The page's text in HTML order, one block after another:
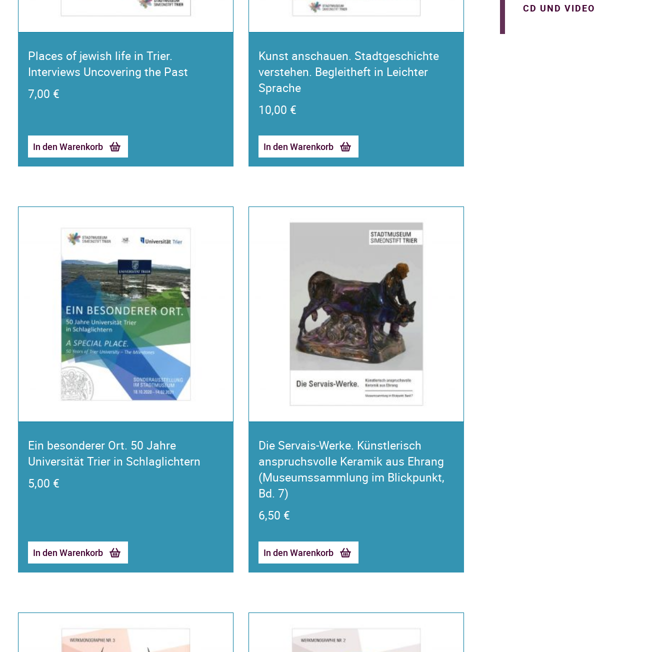
Places of jewish life in Trier.
Interviews Uncovering the Past
7,00 €
In den Warenkorb
Kunst anschauen. Stadtgeschichte
verstehen. Begleitheft in Leichter
Sprache
10,00 €
In den Warenkorb
Ein besonderer Ort. 50 Jahre
Universität Trier in Schlaglichtern
5,00 €
In den Warenkorb
Die Servais-Werke. Künstlerisch
anspruchsvolle Keramik aus Ehrang
(Museumssammlung im Blickpunkt,
Bd. 7)
6,50 €
In den Warenkorb
CD UND VIDEO